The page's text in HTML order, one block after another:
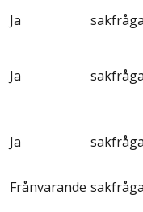
Ja
Ja
Ja
Frånvarande